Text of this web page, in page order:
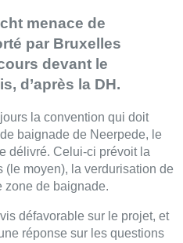
menace de
par Bruxelles
devant le
d’après la DH.
la convention qui doit
baignade de Neerpede, le
délivré. Celui-ci prévoit la
(le moyen), la verdurisation de
zone de baignade.
défavorable sur le projet, et
réponse sur les questions